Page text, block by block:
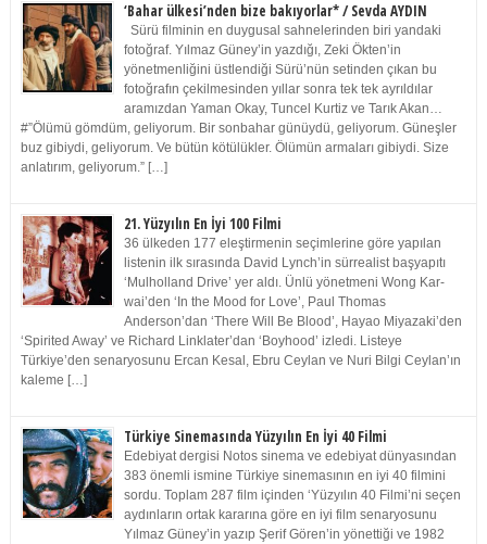
‘Bahar ülkesi’nden bize bakıyorlar* / Sevda AYDIN
Sürü filminin en duygusal sahnelerinden biri yandaki
fotoğraf. Yılmaz Güney’in yazdığı, Zeki Ökten’in
yönetmenliğini üstlendiği Sürü’nün setinden çıkan bu
fotoğrafın çekilmesinden yıllar sonra tek tek ayrıldılar
aramızdan Yaman Okay, Tuncel Kurtiz ve Tarık Akan…
#”Ölümü gömdüm, geliyorum. Bir sonbahar günüydü, geliyorum. Güneşler
buz gibiydi, geliyorum. Ve bütün kötülükler. Ölümün armaları gibiydi. Size
anlatırım, geliyorum.” […]
21. Yüzyılın En İyi 100 Filmi
36 ülkeden 177 eleştirmenin seçimlerine göre yapılan
listenin ilk sırasında David Lynch’in sürrealist başyapıtı
‘Mulholland Drive’ yer aldı. Ünlü yönetmeni Wong Kar-
wai’den ‘In the Mood for Love’, Paul Thomas
Anderson’dan ‘There Will Be Blood’, Hayao Miyazaki’den
‘Spirited Away’ ve Richard Linklater’dan ‘Boyhood’ izledi. Listeye
Türkiye’den senaryosunu Ercan Kesal, Ebru Ceylan ve Nuri Bilgi Ceylan’ın
kaleme […]
Türkiye Sinemasında Yüzyılın En İyi 40 Filmi
Edebiyat dergisi Notos sinema ve edebiyat dünyasından
383 önemli ismine Türkiye sinemasının en iyi 40 filmini
sordu. Toplam 287 film içinden ‘Yüzyılın 40 Filmi’ni seçen
aydınların ortak kararına göre en iyi film senaryosunu
Yılmaz Güney’in yazıp Şerif Gören’in yönettiği ve 1982